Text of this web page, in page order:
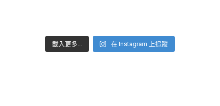
載入更多... 在 Instagram 上追蹤